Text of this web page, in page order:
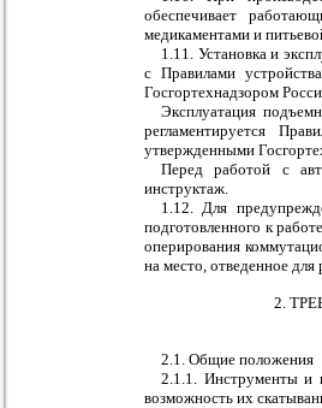
обеспечивает
медикаментами и
1.11. Установка и
с Правилами
Госгортехнадзором
Эксплуатация
регламентируется
утвержденными
Перед работой с
инструктаж.
1.12. Для
подготовленного к
оперирования
на место, отведенное
2.
2.1. Общие положения
2.1.1. Инструменты и
возможность их